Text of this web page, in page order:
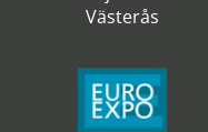
Västerås